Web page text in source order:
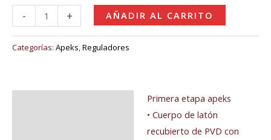
- + AÑADIR AL CARRITO
Categorías: Apeks,Reguladores
Primera etapa apeks
• Cuerpo de latón
recubierto de PVD con